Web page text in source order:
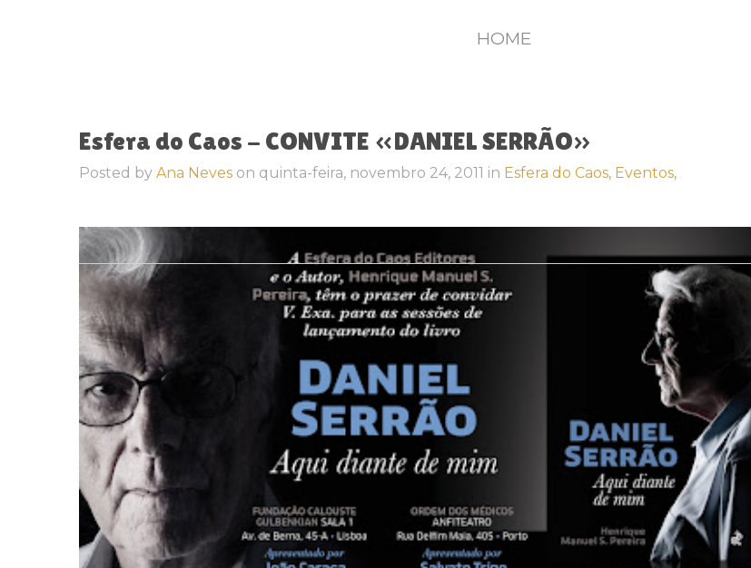
HOME
Posted by Ana Neves on quinta-feira, novembro 24, 2011 in Esfera do Caos, Eventos,